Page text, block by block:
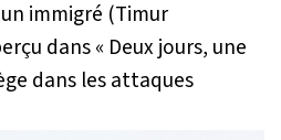
immigré (Timur
dans « Deux jours, une
dans les attaques